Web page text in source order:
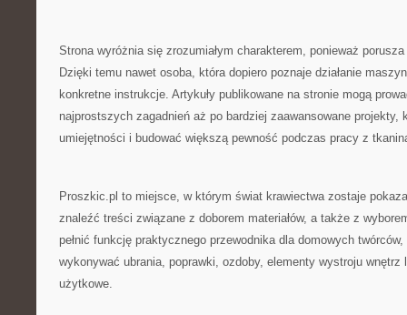
Strona wyróżnia się zrozumiałym charakterem, ponieważ
Dzięki temu nawet osoba, która dopiero poznaje działanie
konkretne instrukcje. Artykuły publikowane na stronie mogą
najprostszych zagadnień aż po bardziej zaawansowane projekty,
umiejętności i budować większą pewność podczas pracy z
Proszkic.pl to miejsce, w którym świat krawiectwa zostaje
znaleźć treści związane z doborem materiałów, a także z
pełnić funkcję praktycznego przewodnika dla domowych
wykonywać ubrania, poprawki, ozdoby, elementy wystroju wnętrz
użytkowe.